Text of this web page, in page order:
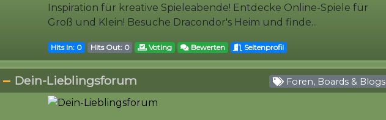
Inspiration für kreative Spieleabende! Entdecke Online-Spiele für
Groß und Klein! Besuche Dracondor's Heim und finde...
Hits In: 0 Hits Out: 0 Voting Bewerten Seitenprofil
Dein-Lieblingsforum Foren, Boards & Blogs